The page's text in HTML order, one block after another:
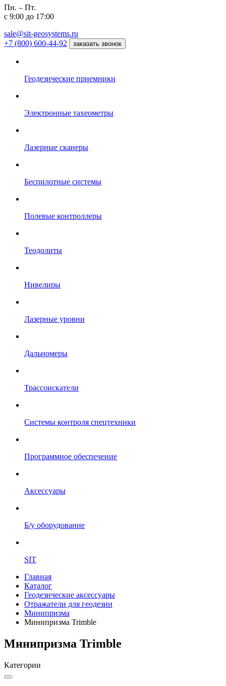
Пн. – Пт.
с 9:00 до 17:00
sale@sit-geosystems.ru
+7 (800) 600-44-92
заказать звонок
Геодезические приемники
Электронные тахеометры
Лазерные сканеры
Беспилотные системы
Полевые контроллеры
Теодолиты
Нивелиры
Лазерные уровни
Дальномеры
Трассоискатели
Системы контроля спецтехники
Программное обеспечение
Аксессуары
Б/у оборудование
SIT
Главная
Каталог
Геодезические аксессуары
Отражатели для геодезии
Минипризма
Минипризма Trimble
Минипризма Trimble
Категории